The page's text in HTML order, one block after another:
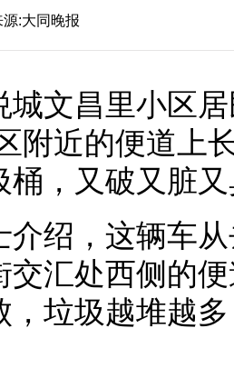
源:大同晚报
昌里小区居
附近的便道上
桶，又破又脏
，这辆车从
交汇处西侧的
，垃圾越堆越